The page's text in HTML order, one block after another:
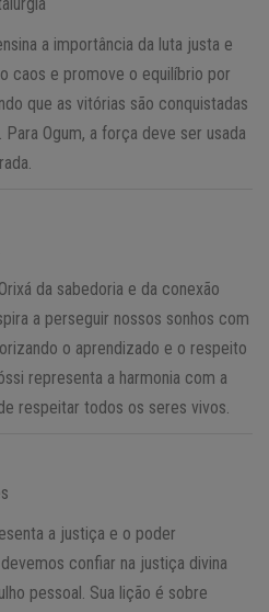
a importância da luta justa e
caos e promove o equilíbrio por
que as vitórias são conquistadas
. Para Ogum, a força deve ser usada
da sabedoria e da conexão
a perseguir nossos sonhos com
o aprendizado e o respeito
representa a harmonia com a
respeitar todos os seres vivos.
a justiça e o poder
confiar na justiça divina
pessoal. Sua lição é sobre